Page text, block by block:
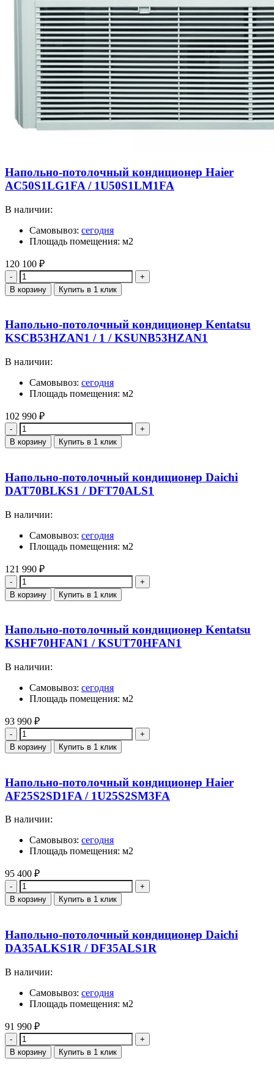
Напольно-потолочный кондиционер Haier
AC50S1LG1FA / 1U50S1LM1FA
В наличии:
Самовывоз: сегодня
Площадь помещения: м2
120 100 ₽
Количество
В корзину Купить в 1 клик
Напольно-потолочный кондиционер Kentatsu
KSCB53HZAN1 / 1 / KSUNB53HZAN1
В наличии:
Самовывоз: сегодня
Площадь помещения: м2
102 990 ₽
Количество
В корзину Купить в 1 клик
Напольно-потолочный кондиционер Daichi
DAT70BLKS1 / DFT70ALS1
В наличии:
Самовывоз: сегодня
Площадь помещения: м2
121 990 ₽
Количество
В корзину Купить в 1 клик
Напольно-потолочный кондиционер Kentatsu
KSHF70HFAN1 / KSUT70HFAN1
В наличии:
Самовывоз: сегодня
Площадь помещения: м2
93 990 ₽
Количество
В корзину Купить в 1 клик
Напольно-потолочный кондиционер Haier
AF25S2SD1FA / 1U25S2SM3FA
В наличии:
Самовывоз: сегодня
Площадь помещения: м2
95 400 ₽
Количество
В корзину Купить в 1 клик
Напольно-потолочный кондиционер Daichi
DA35ALKS1R / DF35ALS1R
В наличии:
Самовывоз: сегодня
Площадь помещения: м2
91 990 ₽
Количество
В корзину Купить в 1 клик